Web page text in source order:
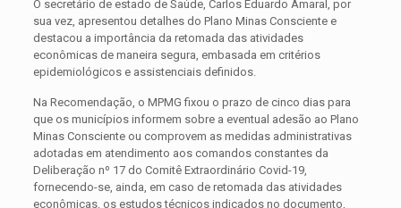
O secretário de estado de Saúde, Carlos Eduardo Amaral, por
sua vez, apresentou detalhes do Plano Minas Consciente e
destacou a importância da retomada das atividades
econômicas de maneira segura, embasada em critérios
epidemiológicos e assistenciais definidos.
Na Recomendação, o MPMG fixou o prazo de cinco dias para
que os municípios informem sobre a eventual adesão ao Plano
Minas Consciente ou comprovem as medidas administrativas
adotadas em atendimento aos comandos constantes da
Deliberação nº 17 do Comitê Extraordinário Covid-19,
fornecendo-se, ainda, em caso de retomada das atividades
econômicas, os estudos técnicos indicados no documento,